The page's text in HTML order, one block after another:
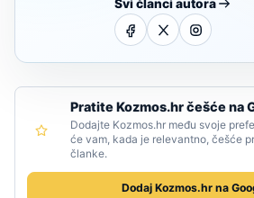
Svi članci autora
Pratite Kozmos.hr češće na
Dodajte Kozmos.hr među svoje
će vam, kada je relevantno, češće
članke.
Dodaj Kozmos.hr na